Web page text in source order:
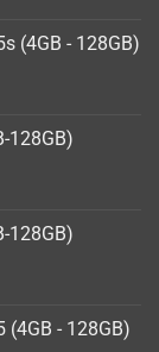
(4GB - 128GB)
128GB)
128GB)
- 128GB)